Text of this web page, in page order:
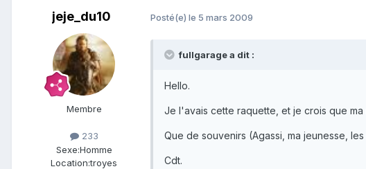
jeje_du10
Membre
233
Sexe:Homme
Location:troyes
Posté(e) le 5 mars 2009
fullgarage a dit :
Hello.
Je l'avais cette raquette, et je crois que ma
Que de souvenirs (Agassi, ma jeunesse,
Cdt.